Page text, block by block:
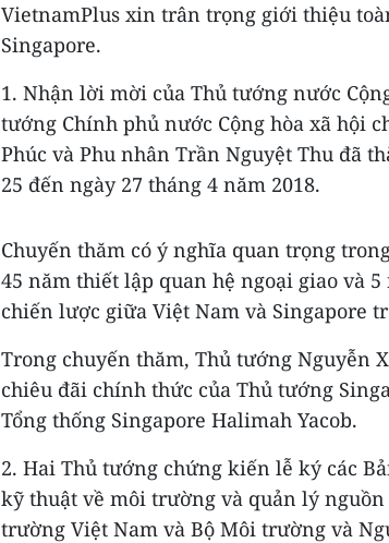
VietnamPlus xin trân trọng giới thiệu
Singapore.
1. Nhận lời mời của Thủ tướng nước
tướng Chính phủ nước Cộng hòa xã hội
Phúc và Phu nhân Trần Nguyệt Thu đã
25 đến ngày 27 tháng 4 năm 2018.
Chuyến thăm có ý nghĩa quan trọng
45 năm thiết lập quan hệ ngoại giao và
chiến lược giữa Việt Nam và Singapore
Trong chuyến thăm, Thủ tướng Nguyễn
chiêu đãi chính thức của Thủ tướng
Tổng thống Singapore Halimah Yacob.
2. Hai Thủ tướng chứng kiến lễ ký các
kỹ thuật về môi trường và quản lý
trường Việt Nam và Bộ Môi trường và